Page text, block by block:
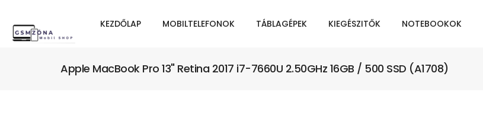
KEZDŐLAP MOBILTELEFONOK TÁBLAGÉPEK KIEGÉSZITŐK NOTEBOOKOK
Apple MacBook Pro 13" Retina 2017 i7-7660U 2.50GHz 16GB / 500 SSD (A1708)